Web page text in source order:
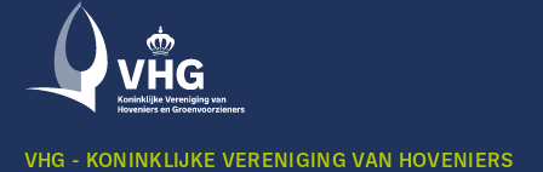
VHG - KONINKLIJKE VERENIGING VAN HOVENIERS